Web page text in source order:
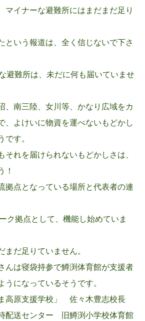
マイナーな避難所にはまだまだ足り
という報道は、全く信じないで下さ
避難所は、未だに何も届いていませ
、南三陸、女川等、かなり広域をカ
、よけいに物資を運べないもどかし
す。
れを届けられないもどかしさは、
！
拠点となっている場所と代表者の連
ク拠点として、機能し始めていま
だ足りていません。
んは寝袋持参で鱒渕体育館が支援者
になっているそうです。
原支援学校」 佐々木豊志校長
配送センター 旧鱒渕小学校体育館